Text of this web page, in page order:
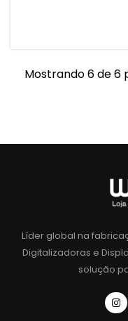
Mostrando 6 de 6
Líder global na
Digitalizadoras e
solução